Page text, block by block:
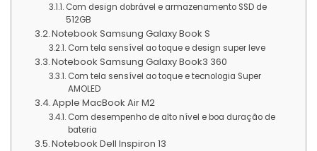
Com design dobrável e armazenamento SSD de
512GB
Notebook Samsung Galaxy Book S
Com tela sensível ao toque e design super leve
Notebook Samsung Galaxy Book3 360
Com tela sensível ao toque e tecnologia Super
AMOLED
Apple MacBook Air M2
Com desempenho de alto nível e boa duração de
bateria
Notebook Dell Inspiron 13